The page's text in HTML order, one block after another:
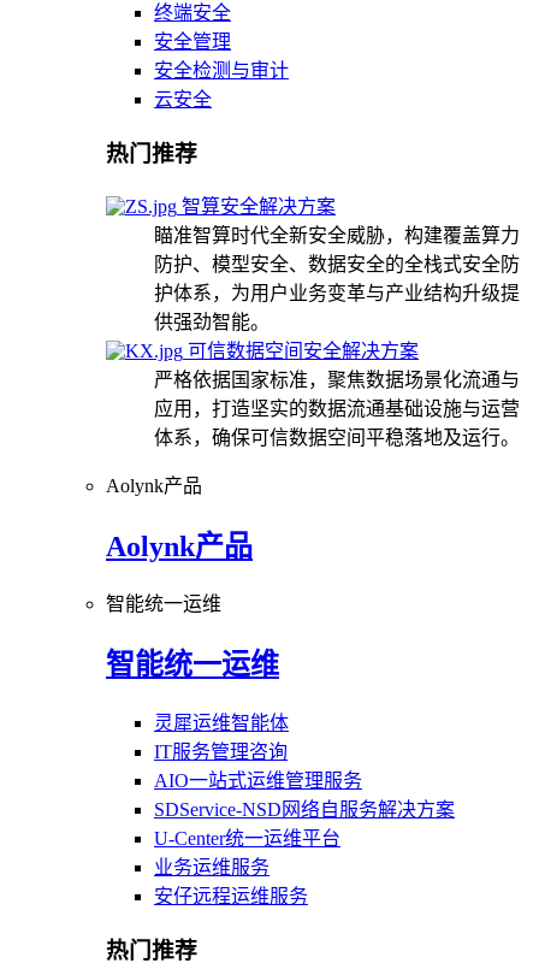
终端安全
安全管理
安全检测与审计
云安全
热门推荐
智算安全解决方案
瞄准智算时代全新安全威胁，构建覆盖算力
防护、模型安全、数据安全的全栈式安全防
护体系，为用户业务变革与产业结构升级提
供强劲智能。
可信数据空间安全解决方案
严格依据国家标准，聚焦数据场景化流通与
应用，打造坚实的数据流通基础设施与运营
体系，确保可信数据空间平稳落地及运行。
Aolynk产品
Aolynk产品
智能统一运维
智能统一运维
灵犀运维智能体
IT服务管理咨询
AIO一站式运维管理服务
SDService-NSD网络自服务解决方案
U-Center统一运维平台
业务运维服务
安仔远程运维服务
热门推荐